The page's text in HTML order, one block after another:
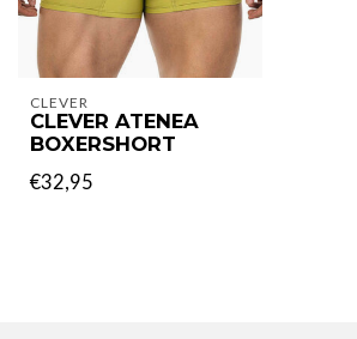
CLEVER
CLEVER ATENEA
BOXERSHORT
€32,95